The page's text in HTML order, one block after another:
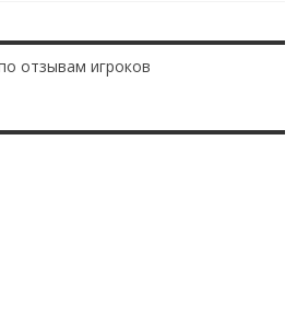
отзывам игроков